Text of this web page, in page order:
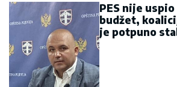
PES nije
budžet,
je potpuno